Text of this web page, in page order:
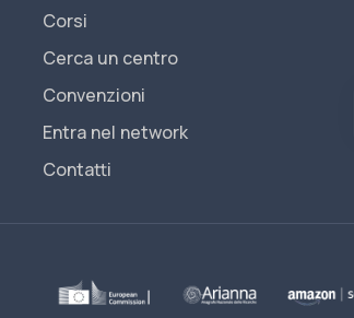
Corsi
Cerca un centro
Convenzioni
Entra nel network
Contatti